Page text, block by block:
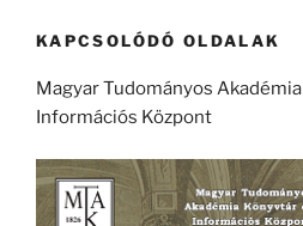
KAPCSOLÓDÓ OLDALAK
Magyar Tudományos
Információs Központ